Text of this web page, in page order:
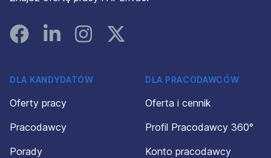
FacebookLinked InInstagramInstagram
DLA KANDYDATÓW
Oferty pracy
Pracodawcy
Porady
DLA PRACODAWCÓW
Oferta i cennik
Profil Pracodawcy 360°
Konto pracodawcy